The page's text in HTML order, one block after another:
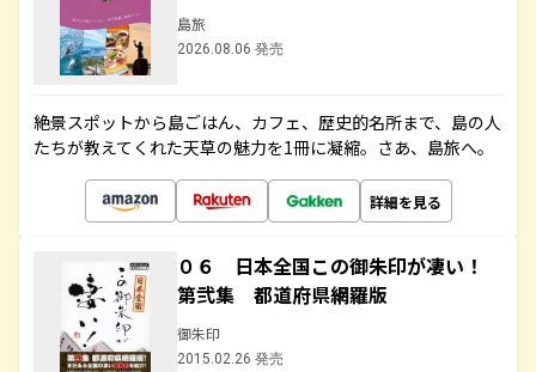
島旅
2026.08.06 発売
絶景スポットから島ごはん、カフェ、歴史的名所まで、島の人
たちが教えてくれた天草の魅力を1冊に凝縮。さあ、島旅へ。
詳細を見る
０６ 日本全国この御朱印が凄い！
第弐集 都道府県網羅版
御朱印
2015.02.26 発売